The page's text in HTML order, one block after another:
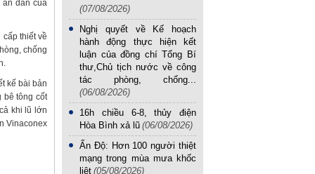
an dân của
thiết về
chống
kế bài bản
bê tông cốt
khi lũ lớn
Vinaconex
(07/08/2026)
Nghị quyết về Kế hoạch
hành động thực hiện kết
luận của đồng chí Tổng Bí
thư,Chủ tịch nước về công
tác phòng, chống...
(06/08/2026)
16h chiều 6-8, thủy điện
Hòa Bình xả lũ (06/08/2026)
Ấn Độ: Hơn 100 người thiệt
mạng trong mùa mưa khốc
liệt (05/08/2026)